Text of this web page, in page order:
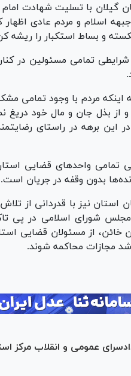
گیلان با تسلیت شهادت
جبهه اسلام و مردم عادی
و بساط استکبار را ریشه
تمامی مسئولین در
مردم با وجود تمامی
از بذل جان و مال خود دریغ
این برهه در راستای
تمامی واحد‌های قضایی
بدون وقفه در جریان است.
استان نیز با قدردانی از
مجلس شورای اسلامی در پی
خائن، از مسئولان قضایی
مجازات محاکمه شوند.
عمومی و انقلاب مرکز